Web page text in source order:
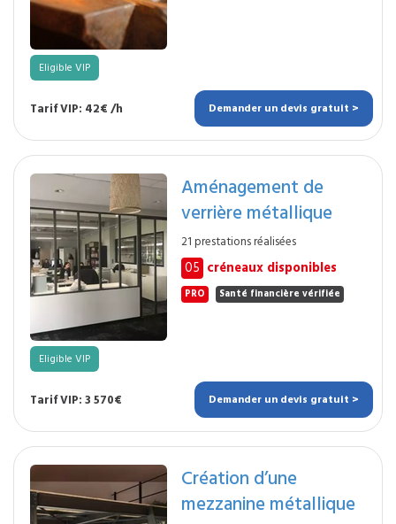
Eligible VIP
Tarif VIP: 42€ /h Demander un devis gratuit >
Aménagement de
verrière métallique
21 prestations réalisées
05 créneaux disponibles
PRO Santé financière vérifiée
Eligible VIP
Tarif VIP: 3 570€ Demander un devis gratuit >
Création d’une
mezzanine métallique